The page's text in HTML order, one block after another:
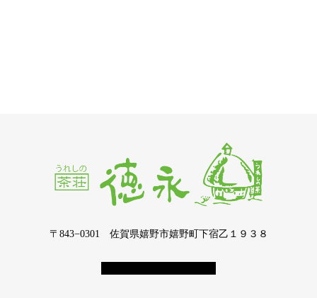
〒843−0301 佐賀県嬉野市嬉野町下宿乙１９３８